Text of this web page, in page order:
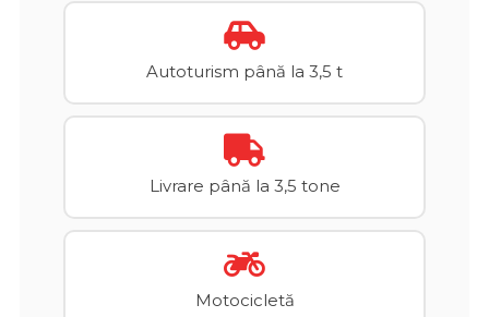
Autoturism până la 3,5 t
Livrare până la 3,5 tone
Motocicletă